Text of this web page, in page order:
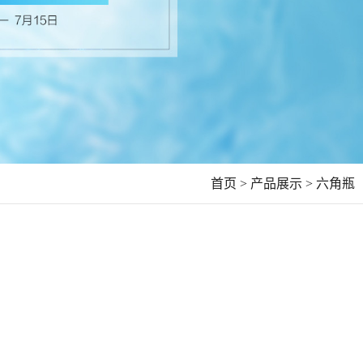
首页 > 产品展示 > 六角瓶